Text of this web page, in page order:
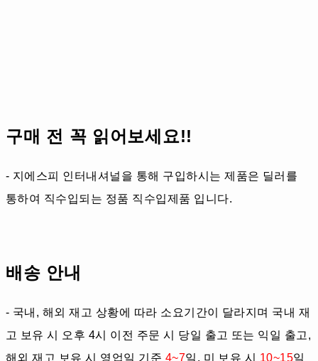
구매 전 꼭 읽어보세요!!
- 지에스피 인터내셔널을 통해 구입하시는 제품은 딜러를
통하여 직수입되는 정품 직수입제품 입니다.
배송 안내
- 국내, 해외 재고 상황에 따라 소요기간이 달라지며 국내 재
고 보유 시 오후 4시 이전 주문 시 당일 출고 또는 익일 출고,
해외 재고 보유 시 영업일 기준 4~7일, 미 보유 시 10~15일